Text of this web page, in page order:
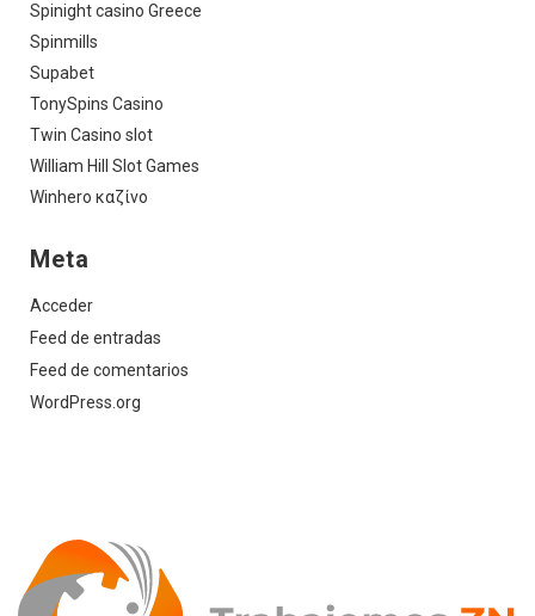
Spinight casino Greece
Spinmills
Supabet
TonySpins Casino
Twin Casino slot
William Hill Slot Games
Winhero καζίνο
Meta
Acceder
Feed de entradas
Feed de comentarios
WordPress.org